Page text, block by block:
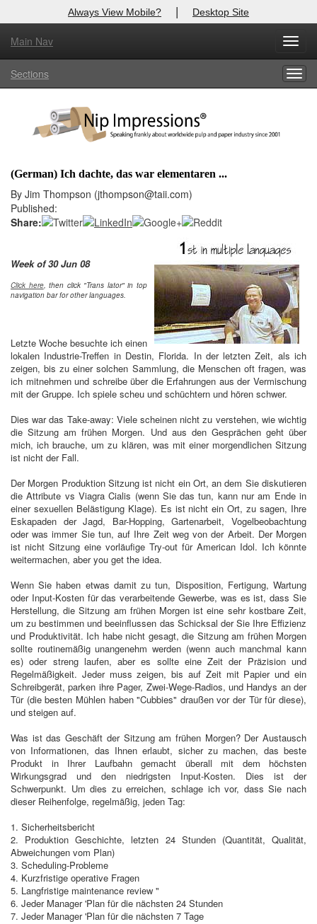
Always View Mobile? | Desktop Site
Main Nav
Sections
(German) Ich dachte, das war elementaren ...
By Jim Thompson (jthompson@taii.com)
Published:
Share:
Week of 30 Jun 08
Click here, then click "Trans lator" in top
navigation bar for other languages.
Letzte Woche besuchte ich einen
lokalen Industrie-Treffen in Destin, Florida. In der letzten Zeit, als ich
zeigen, bis zu einer solchen Sammlung, die Menschen oft fragen, was
ich mitnehmen und schreibe über die Erfahrungen aus der Vermischung
mit der Gruppe. Ich spiele scheu und schüchtern und hören schwer.
Dies war das Take-away: Viele scheinen nicht zu verstehen, wie wichtig
die Sitzung am frühen Morgen. Und aus den Gesprächen geht über
mich, ich brauche, um zu klären, was mit einer morgendlichen Sitzung
ist nicht der Fall.
Der Morgen Produktion Sitzung ist nicht ein Ort, an dem Sie diskutieren
die Attribute vs Viagra Cialis (wenn Sie das tun, kann nur am Ende in
einer sexuellen Belästigung Klage). Es ist nicht ein Ort, zu sagen, Ihre
Eskapaden der Jagd, Bar-Hopping, Gartenarbeit, Vogelbeobachtung
oder was immer Sie tun, auf Ihre Zeit weg von der Arbeit. Der Morgen
ist nicht Sitzung eine vorläufige Try-out für American Idol. Ich könnte
weitermachen, aber you get the idea.
Wenn Sie haben etwas damit zu tun, Disposition, Fertigung, Wartung
oder Input-Kosten für das verarbeitende Gewerbe, was es ist, dass Sie
Herstellung, die Sitzung am frühen Morgen ist eine sehr kostbare Zeit,
um zu bestimmen und beeinflussen das Schicksal der Sie Ihre Effizienz
und Produktivität. Ich habe nicht gesagt, die Sitzung am frühen Morgen
sollte routinemäßig unangenehm werden (wenn auch manchmal kann
es) oder streng laufen, aber es sollte eine Zeit der Präzision und
Regelmäßigkeit. Jeder muss zeigen, bis auf Zeit mit Papier und ein
Schreibgerät, parken ihre Pager, Zwei-Wege-Radios, und Handys an der
Tür (die besten Mühlen haben "Cubbies" draußen vor der Tür für diese),
und steigen auf.
Was ist das Geschäft der Sitzung am frühen Morgen? Der Austausch
von Informationen, das Ihnen erlaubt, sicher zu machen, das beste
Produkt in Ihrer Laufbahn gemacht überall mit dem höchsten
Wirkungsgrad und den niedrigsten Input-Kosten. Dies ist der
Schwerpunkt. Um dies zu erreichen, schlage ich vor, dass Sie nach
dieser Reihenfolge, regelmäßig, jeden Tag:
1. Sicherheitsbericht
2. Produktion Geschichte, letzten 24 Stunden (Quantität, Qualität,
Abweichungen vom Plan)
3. Scheduling-Probleme
4. Kurzfristige operative Fragen
5. Langfristige maintenance review "
6. Jeder Manager 'Plan für die nächsten 24 Stunden
7. Jeder Manager 'Plan für die nächsten 7 Tage
X
Log In to
Welcome to the site. Please login.
Password:
Login
Not a Member?
Forgot your username or password?Click Here